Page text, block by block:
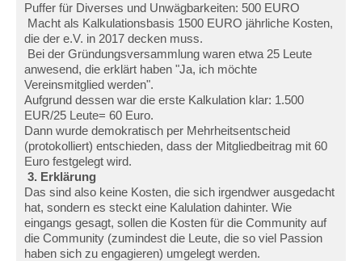
Puffer für Diverses und Unwägbarkeiten: 500 EURO
Macht als Kalkulationsbasis 1500 EURO jährliche Kosten,
die der e.V. in 2017 decken muss.
Bei der Gründungsversammlung waren etwa 25 Leute
anwesend, die erklärt haben "Ja, ich möchte
Vereinsmitglied werden".
Aufgrund dessen war die erste Kalkulation klar: 1.500
EUR/25 Leute= 60 Euro.
Dann wurde demokratisch per Mehrheitsentscheid
(protokolliert) entschieden, dass der Mitgliedbeitrag mit 60
Euro festgelegt wird.
3. Erklärung
Das sind also keine Kosten, die sich irgendwer ausgedacht
hat, sondern es steckt eine Kalulation dahinter. Wie
eingangs gesagt, sollen die Kosten für die Community auf
die Community (zumindest die Leute, die so viel Passion
haben sich zu engagieren) umgelegt werden.